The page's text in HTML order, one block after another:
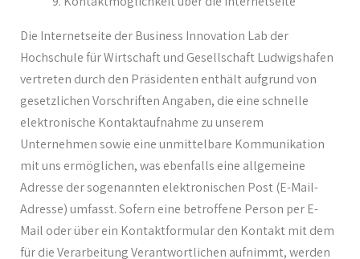
Die Internetseite der Business Innovation Lab der
Hochschule für Wirtschaft und Gesellschaft Ludwigshafen
vertreten durch den Präsidenten enthält aufgrund von
gesetzlichen Vorschriften Angaben, die eine schnelle
elektronische Kontaktaufnahme zu unserem
Unternehmen sowie eine unmittelbare Kommunikation
mit uns ermöglichen, was ebenfalls eine allgemeine
Adresse der sogenannten elektronischen Post (E-Mail-
Adresse) umfasst. Sofern eine betroffene Person per E-
Mail oder über ein Kontaktformular den Kontakt mit dem
für die Verarbeitung Verantwortlichen aufnimmt, werden